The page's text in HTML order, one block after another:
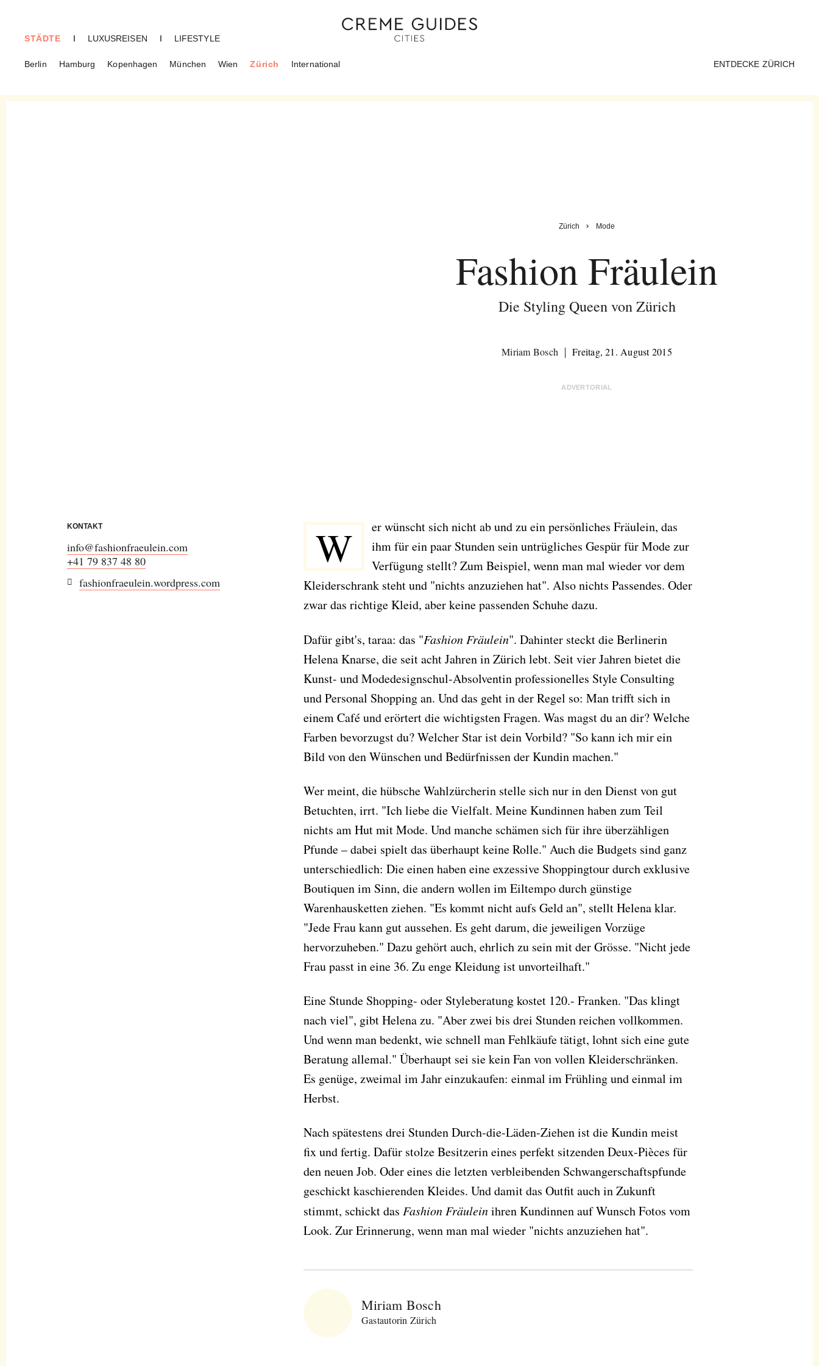
STÄDTE
Berlin Hamburg Kopenhagen München Wien Zürich International
I LUXUSREISEN I LIFESTYLE
ENTDECKE ZÜRICH
Zürich Mode
Fashion Fräulein
Die Styling Queen von Zürich
Miriam Bosch Freitag, 21. August 2015
ADVERTORIAL
KONTAKT
info@fashionfraeulein.com
+41 79 837 48 80
fashionfraeulein.wordpress.com
W
er wünscht sich nicht ab und zu ein persönliches Fräulein, das
ihm für ein paar Stunden sein untrügliches Gespür für Mode zur
Verfügung stellt? Zum Beispiel, wenn man mal wieder vor dem
Kleiderschrank steht und "nichts anzuziehen hat". Also nichts Passendes. Oder
zwar das richtige Kleid, aber keine passenden Schuhe dazu.
Dafür gibt's, taraa: das "Fashion Fräulein". Dahinter steckt die Berlinerin
Helena Knarse, die seit acht Jahren in Zürich lebt. Seit vier Jahren bietet die
Kunst- und Modedesignschul-Absolventin professionelles Style Consulting
und Personal Shopping an. Und das geht in der Regel so: Man trifft sich in
einem Café und erörtert die wichtigsten Fragen. Was magst du an dir? Welche
Farben bevorzugst du? Welcher Star ist dein Vorbild? "So kann ich mir ein
Bild von den Wünschen und Bedürfnissen der Kundin machen."
Wer meint, die hübsche Wahlzürcherin stelle sich nur in den Dienst von gut
Betuchten, irrt. "Ich liebe die Vielfalt. Meine Kundinnen haben zum Teil
nichts am Hut mit Mode. Und manche schämen sich für ihre überzähligen
Pfunde – dabei spielt das überhaupt keine Rolle." Auch die Budgets sind ganz
unterschiedlich: Die einen haben eine exzessive Shoppingtour durch exklusive
Boutiquen im Sinn, die andern wollen im Eiltempo durch günstige
Warenhausketten ziehen. "Es kommt nicht aufs Geld an", stellt Helena klar.
"Jede Frau kann gut aussehen. Es geht darum, die jeweiligen Vorzüge
hervorzuheben." Dazu gehört auch, ehrlich zu sein mit der Grösse. "Nicht jede
Frau passt in eine 36. Zu enge Kleidung ist unvorteilhaft."
Eine Stunde Shopping- oder Styleberatung kostet 120.- Franken. "Das klingt
nach viel", gibt Helena zu. "Aber zwei bis drei Stunden reichen vollkommen.
Und wenn man bedenkt, wie schnell man Fehlkäufe tätigt, lohnt sich eine gute
Beratung allemal." Überhaupt sei sie kein Fan von vollen Kleiderschränken.
Es genüge, zweimal im Jahr einzukaufen: einmal im Frühling und einmal im
Herbst.
Nach spätestens drei Stunden Durch-die-Läden-Ziehen ist die Kundin meist
fix und fertig. Dafür stolze Besitzerin eines perfekt sitzenden Deux-Pièces für
den neuen Job. Oder eines die letzten verbleibenden Schwangerschaftspfunde
geschickt kaschierenden Kleides. Und damit das Outfit auch in Zukunft
stimmt, schickt das Fashion Fräuleinihren Kundinnen auf Wunsch Fotos vom
Look. Zur Erinnerung, wenn man mal wieder "nichts anzuziehen hat".
Miriam Bosch
Gastautorin Zürich
Abonnieren Sie
unseren Newsletter
Entdecken Sie jede Woche neue schöne
einzigartige Reisen.